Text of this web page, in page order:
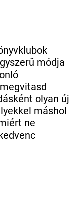
módja
olyan új
máshol
ne